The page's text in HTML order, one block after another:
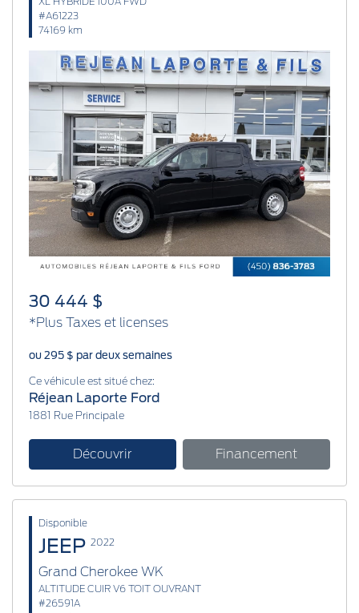
#A61223
74169 km
Previous Next
30 444 $
*Plus Taxes et licenses
ou 295 $ par deux semaines
Ce véhicule est situé chez:
Réjean Laporte Ford
1881 Rue Principale
Découvrir Financement
Disponible
JEEP 2022
Grand Cherokee WK
ALTITUDE CUIR V6 TOIT OUVRANT
#26591A